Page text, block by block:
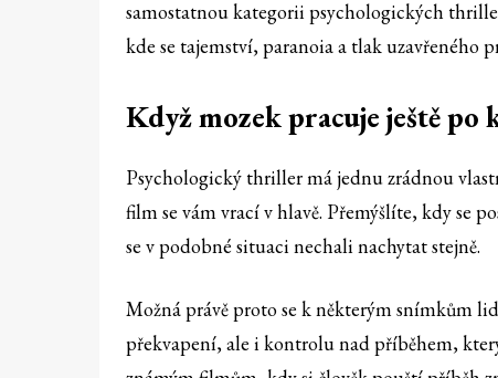
samostatnou kategorii psychologických
kde se tajemství, paranoia a tlak uzavřeného
Když mozek pracuje ještě po
Psychologický thriller má jednu zrádnou
film se vám vrací v hlavě. Přemýšlíte, kdy se
se v podobné situaci nechali nachytat stejně.
Možná právě proto se k některým snímkům
překvapení, ale i kontrolu nad příběhem,